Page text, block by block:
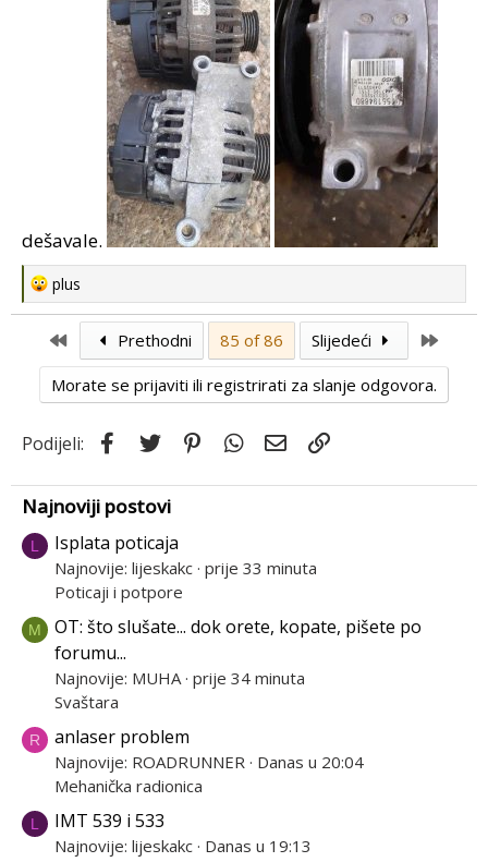
dešavale.
R
e
c
t
i
n
:
plus
First Prethodni 85 of 86 Slijedeći
Morate se prijaviti ili registrirati za slanje odgovora.
Podijeli: Facebook
Twitter PinterestWhatsApp
Email
Najnoviji postovi
L Isplata poticaja
Najnovije: lijeskakc prije 33 minuta
Poticaji i potpore
M
OT: što slušate... dok orete, kopate, pišete po
forumu...
Najnovije: MUHA prije 34 minuta
Svaštara
R anlaser problem
Najnovije: ROADRUNNER
Danas u 20:04
Mehanička radionica
L IMT 539 i 533
Najnovije: lijeskakc Danas u 19:13